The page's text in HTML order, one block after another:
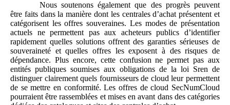
Nous soutenons également que des progrès peuvent
être faits dans la manière dont les centrales d’achat présentent et
catégorisent les offres souveraines. Les modes de présentation
actuels ne permettent pas aux acheteurs publics d’identifier
rapidement quelles solutions offrent des garanties sérieuses de
souveraineté et quelles offres les exposent à des risques de
dépendance. Plus encore, cette confusion ne permet pas aux
entités publiques soumises aux obligations de la loi Sren de
distinguer clairement quels fournisseurs de cloud leur permettent
de se mettre en conformité. Les offres de cloud SecNumCloud
pourraient être rassemblées et mises en avant dans des catégories